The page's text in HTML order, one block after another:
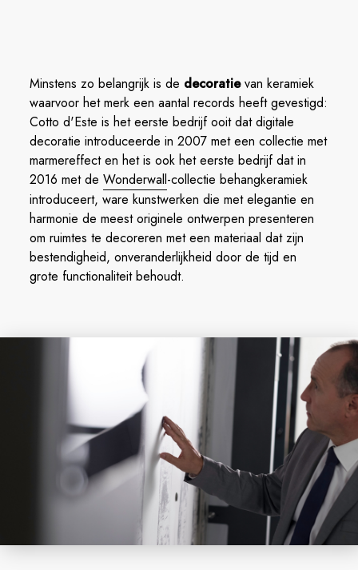
Minstens zo belangrijk is de decoratievan keramiek
waarvoor het merk een aantal records heeft gevestigd:
Cotto d'Este is het eerste bedrijf ooit dat digitale
decoratie introduceerde in 2007 met een collectie met
marmereffect en het is ook het eerste bedrijf dat in
2016 met deWonderwall-collectie behangkeramiek
introduceert, ware kunstwerken die met elegantie en
harmonie de meest originele ontwerpen presenteren
om ruimtes te decoreren met een materiaal dat zijn
bestendigheid, onveranderlijkheid door de tijd en
grote functionaliteit behoudt.